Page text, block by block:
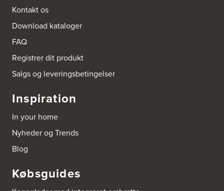
Kontakt os
Download kataloger
FAQ
Registrer dit produkt
Salgs og leveringsbetingelser
Inspiration
In your home
Nyheder og Trends
Blog
Købsguides